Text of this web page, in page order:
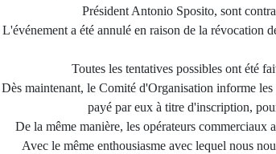
Président Antonio Sposito, sont
L'événement a été annulé en raison de la
Toutes les tentatives possibles ont été
Dès maintenant, le Comité d'Organisation informe
payé par eux à titre d'inscription,
De la même manière, les opérateurs commerciaux
Avec le même enthousiasme avec lequel nous